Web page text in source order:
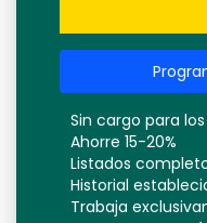
Sin cargo para
Ahorre 15-20%
Listados
Historial
Trabaja